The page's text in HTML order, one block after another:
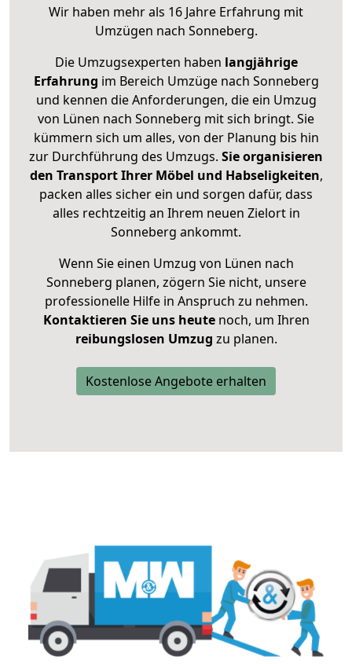
Wir haben mehr als 16 Jahre Erfahrung mit
Umzügen nach Sonneberg.
Die Umzugsexperten haben langjährige
Erfahrung im Bereich Umzüge nach Sonneberg
und kennen die Anforderungen, die ein Umzug
von Lünen nach Sonneberg mit sich bringt. Sie
kümmern sich um alles, von der Planung bis hin
zur Durchführung des Umzugs. Sie organisieren
den Transport Ihrer Möbel und Habseligkeiten,
packen alles sicher ein und sorgen dafür, dass
alles rechtzeitig an Ihrem neuen Zielort in
Sonneberg ankommt.
Wenn Sie einen Umzug von Lünen nach
Sonneberg planen, zögern Sie nicht, unsere
professionelle Hilfe in Anspruch zu nehmen.
Kontaktieren Sie uns heutenoch, um Ihren
reibungslosen Umzug zu planen.
Kostenlose Angebote erhalten